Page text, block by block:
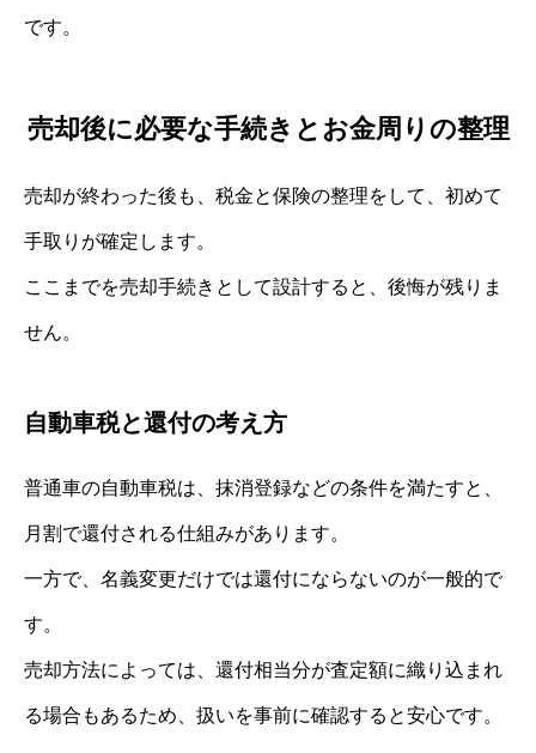
です。
売却後に必要な手続きとお金周りの整理
売却が終わった後も、税金と保険の整理をして、初めて
手取りが確定します。
ここまでを売却手続きとして設計すると、後悔が残りま
せん。
自動車税と還付の考え方
普通車の自動車税は、抹消登録などの条件を満たすと、
月割で還付される仕組みがあります。
一方で、名義変更だけでは還付にならないのが一般的で
す。
売却方法によっては、還付相当分が査定額に織り込まれ
る場合もあるため、扱いを事前に確認すると安心です。